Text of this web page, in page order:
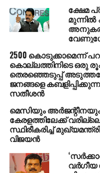
ഉദാഹരണം സുജാതക്ക്
പ്രതികരണം
നീക്കം
ഉണ്ടായിരുന്നു.
ക്ഷേമ
മുന്നിൽ
2500 കൊടുക്കാമെന്ന്
കൊല്ലത്തിനിടെ ഒരു
തെരഞ്ഞെടുപ്പ്
ജനങ്ങളെ
സതീശന്‍
മെസിയും
കേരളത്തിലേക്ക്
സ്ഥിരീകരിച്ച്
വിജയന്‍